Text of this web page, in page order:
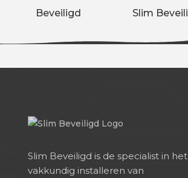
Slim Beveiligd is de specialist in het
vakkundig installeren van